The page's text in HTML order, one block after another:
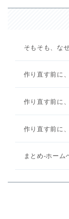
そもそも、な
作り直す前に
作り直す前に
作り直す前に
まとめ-ホーム